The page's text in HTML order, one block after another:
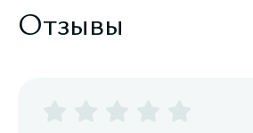
Отзывы